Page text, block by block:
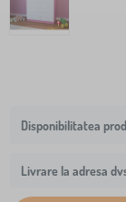
Livrare la adresa